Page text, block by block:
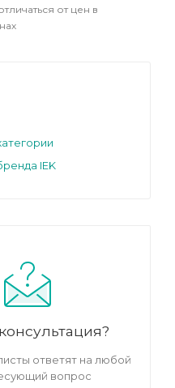
от цен в
IEK
ответят на любой
вопрос